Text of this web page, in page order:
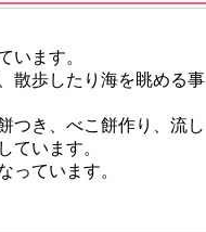
います。
散歩したり海を眺める事
つき、べこ餅作り、流し
ています。
っています。